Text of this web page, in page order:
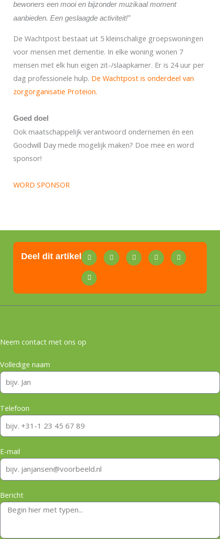
bewoners een mooi en bijzonder muzikaal moment
aanbieden. Een geslaagde activiteit!”
De Wachtpost bestaat uit 5 kleinschalige groepswoningen
voor mensen met dementie. In elke woning wonen 7
mensen met elk hun eigen zit-/slaapkamer. Er is 24 uur per
dag professionele hulp. De Wachtpost is onderdeel van
zorgorganisatie Proteion.
Goed doel
Ook maatschappelijk verantwoord ondernemen én een
Goodwill Day mede mogelijk maken? Doe mee en word
sponsor!
WORD SPONSOR
Deel dit artikel
Neem contact met ons op
Volledige naam
Telefoon
E-mail
Bericht